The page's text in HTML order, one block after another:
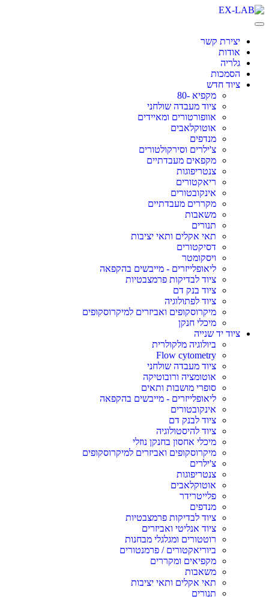
Skip
to
יצירת קשר
אודות
גלריה
הסמכות
ציוד חדש
מקפיא -80
ציוד מעבדה שולחני
אוופורטורים ומאיידים
אוטוקלאבים
מנדפים
צ'ילרים וסירקולטורים
מקפאים מעבדתיים
צנטריפוגות
ריאקטורים
אינקובטורים
מקררים מעבדתיים
משאבות
תנורים
תאי אקלים ותאי יציבות
דסיקטורים
ויסקומטר
ליאופלייזרים - מייבשים בהקפאה
ציוד לבדיקות פרמצבטיות
ציוד בנק דם
ציוד לפתולוגיה
מיקרוסקופים ואביזרים למיקרוסקופים
מיכלי חנקן
ציוד יד שנייה
ביולוגיה מלקולרית
Flow cytometry
ציוד מעבדה שולחני
אוטומציה ורובוטיקה
סופרי מושבות ותאים
ליאופלייזרים - מייבשים בהקפאה
אינקובטורים
ציוד לבנק דם
ציוד להיסטולוגיה
מיכלי אחסון בחנקן נוזלי
מיקרוסקופים ואביזרים למיקרוסקופים
צ'ילרים
צנטריפוגות
אוטוקלאבים
פלייטרידר
מנדפים
ציוד לבדיקות פרמצבטיות
ציוד אנליטי ואביזרים
רוטטורים ומגלגלי מבחנות
ביוריאקטורים / פרמנטורים
מקפיאים ומקררים
משאבות
תאי אקלים ותאי יציבות
תנורים